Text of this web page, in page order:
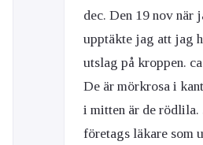
dec. Den 19 nov när
upptäkte jag att jag
utslag på kroppen.
De är mörkrosa i
i mitten är de
företags läkare som